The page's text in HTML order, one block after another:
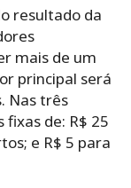
resultado da
mais de um
principal será
Nas três
de: R$ 25
e R$ 5 para